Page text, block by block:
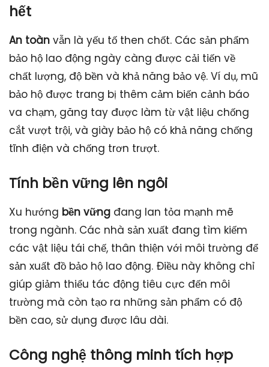
hết
An toàn vẫn là yếu tố then chốt. Các sản phẩm
bảo hộ lao động ngày càng được cải tiến về
chất lượng, độ bền và khả năng bảo vệ. Ví dụ, mũ
bảo hộ được trang bị thêm cảm biến cảnh báo
va chạm, găng tay được làm từ vật liệu chống
cắt vượt trội, và giày bảo hộ có khả năng chống
tĩnh điện và chống trơn trượt.
Tính bền vững lên ngôi
Xu hướng bền vững đang lan tỏa mạnh mẽ
trong ngành. Các nhà sản xuất đang tìm kiếm
các vật liệu tái chế, thân thiện với môi trường để
sản xuất đồ bảo hộ lao động. Điều này không chỉ
giúp giảm thiểu tác động tiêu cực đến môi
trường mà còn tạo ra những sản phẩm có độ
bền cao, sử dụng được lâu dài.
Công nghệ thông minh tích hợp